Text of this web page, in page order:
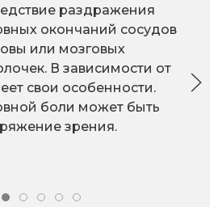
раздражения
окончаний сосудов
или мозговых
В зависимости от
свои особенности.
боли может быть
зрения.